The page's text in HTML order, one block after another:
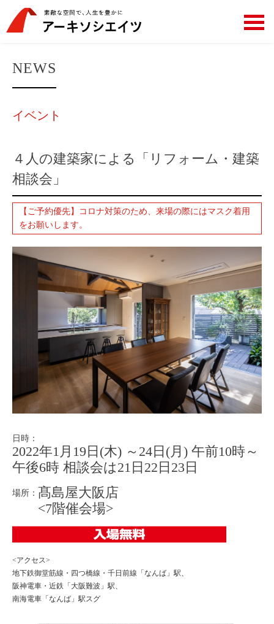
NEWS
イベント
４人の建築家による「リフォーム・建築
相談会」
【ご予約優先】コロナ対策のため、来場の際にはマスク着用
をお願いします。
日時：
2022年1月19日(木) ～24日(月) 午前10時～
午後6時 相談会は21日22日23日
場所： 髙島屋大阪店
<7階催会場>
<アクセス>
地下鉄御堂筋線・四つ橋線・千日前線「なんば」駅、
阪神電車・近鉄「大阪難波」駅、
南海電車「なんば」駅スグ